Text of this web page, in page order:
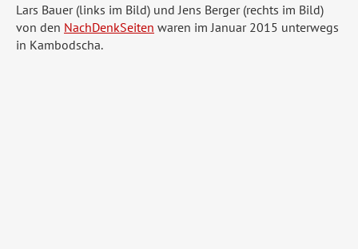
Lars Bauer (links im Bild) und Jens Berger (rechts im Bild)
von den NachDenkSeiten waren im Januar 2015 unterwegs
in Kambodscha.